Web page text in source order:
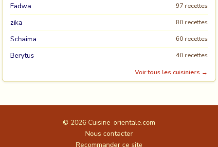
Fadwa 97 recettes
zika 80 recettes
Schaima 60 recettes
Berytus
40 recettes
Voir tous les cuisiniers →
© 2026 Cuisine-orientale.com
Nous contacter
Recommander ce site